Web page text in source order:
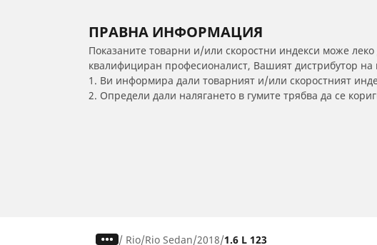
ПРАВНА ИНФОРМАЦИЯ
Показаните товарни и/или скоростни индекси може
квалифициран професионалист, Вашият дистрибутор
1. Ви информира дали товарният и/или скоростният
2. Определи дали налягането в гумите трябва да се
/ Rio Rio Sedan 2018 1.6 L 123